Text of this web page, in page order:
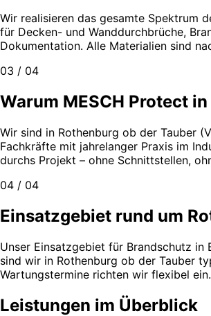
Wir realisieren das gesamte Spektrum
für Decken- und Wanddurchbrüche,
Dokumentation. Alle Materialien sind
03 / 04
Warum MESCH Protect
Wir sind in Rothenburg ob der Tauber
Fachkräfte mit jahrelanger Praxis im
durchs Projekt – ohne Schnittstellen,
04 / 04
Einsatzgebiet rund um
Unser Einsatzgebiet für Brandschutz
sind wir in Rothenburg ob der Tauber
Wartungstermine richten wir flexibel ein.
Leistungen im Überblick